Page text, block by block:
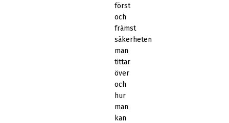
först
och
främst
säkerheten
man
tittar
över
och
hur
man
kan